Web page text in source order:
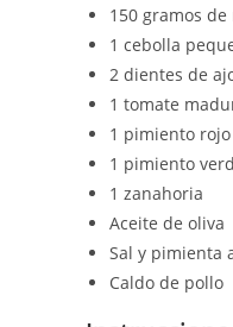
150 gramos
1 cebolla
2 dientes de
1 tomate
1 pimiento rojo
1 pimiento
1 zanahoria
Aceite de oliva
Sal y pimienta
Caldo de pollo